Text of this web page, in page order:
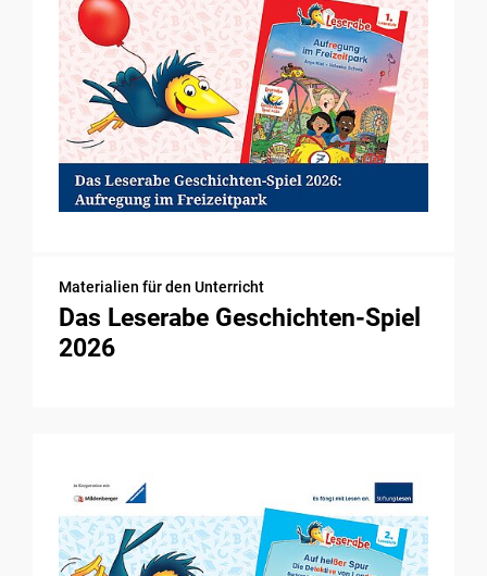
Materialien für den Unterricht
Das Leserabe Geschichten-Spiel
2026